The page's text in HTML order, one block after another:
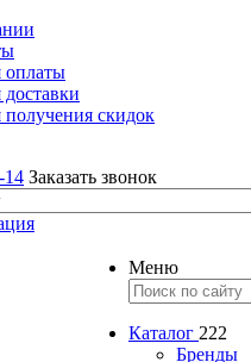
оплаты
получения скидок
14 Заказать звонок
Меню
Каталог 222
Бренды